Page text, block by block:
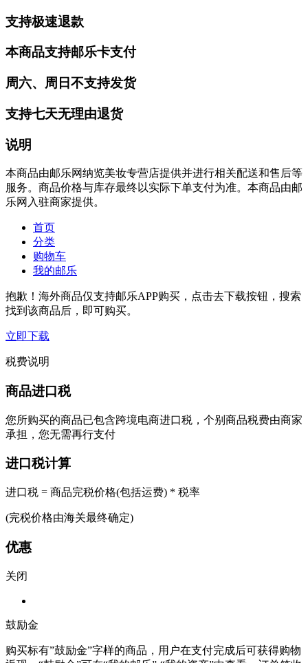
支持极速退款
本商品支持邮乐卡支付
周六、周日不支持发货
支持七天无理由退货
说明
本商品由邮乐网纳览美妆专营店提供并进行相关配送和售后等
服务。商品价格与库存最终以实际下单支付为准。本商品由邮
乐网入驻商家提供。
首页
分类
购物车
我的邮乐
抱歉！海外商品仅支持邮乐APP购买，点击去下载按钮，搜索
找到该商品后，即可购买。
立即下载
税费说明
商品进口税
您所购买的商品已包含跨境电商进口税，个别商品税费由商家
承担，您无需再行支付
进口税计算
进口税 = 商品完税价格(包括运费) * 税率
(完税价格由海关最终确定)
优惠
关闭
鼓励金
购买标有”鼓励金”字样的商品，用户在支付完成后可获得购物